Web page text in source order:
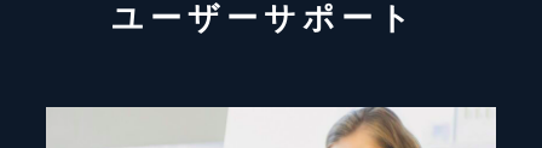
ユーザーサポート ​